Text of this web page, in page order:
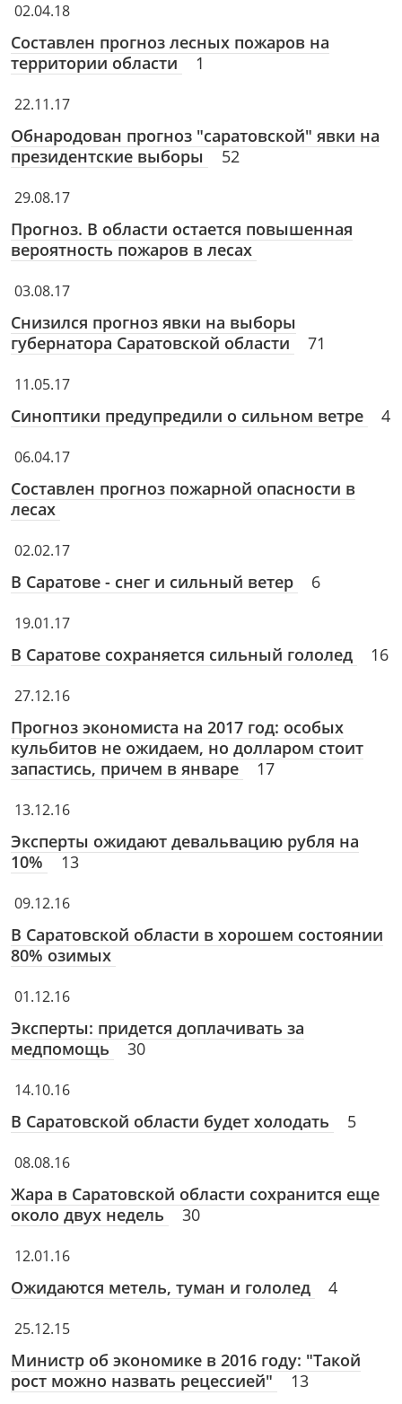
02.04.18
Составлен прогноз лесных пожаров на
территории области
1
22.11.17
Обнародован прогноз "саратовской" явки на
президентские выборы
52
29.08.17
Прогноз. В области остается повышенная
вероятность пожаров в лесах
03.08.17
Снизился прогноз явки на выборы
губернатора Саратовской области
71
11.05.17
Синоптики предупредили о сильном ветре 4
06.04.17
Составлен прогноз пожарной опасности в
лесах
02.02.17
В Саратове - снег и сильный ветер 6
19.01.17
В Саратове сохраняется сильный гололед 16
27.12.16
Прогноз экономиста на 2017 год: особых
кульбитов не ожидаем, но долларом стоит
запастись, причем в январе
17
13.12.16
Эксперты ожидают девальвацию рубля на
10%
13
09.12.16
В Саратовской области в хорошем состоянии
80% озимых
01.12.16
Эксперты: придется доплачивать за
медпомощь
30
14.10.16
В Саратовской области будет холодать 5
08.08.16
Жара в Саратовской области сохранится еще
около двух недель
30
12.01.16
Ожидаются метель, туман и гололед 4
25.12.15
Министр об экономике в 2016 году: "Такой
рост можно назвать рецессией"
13